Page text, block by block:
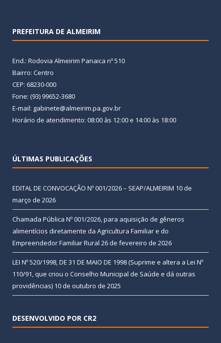
PREFEITURA DE ALMEIRIM
End.: Rodovia Almeirim Panaica nº 510
Bairro: Centro
CEP: 68230-000
Fone: (93) 99652-3680
E-mail: gabinete@almeirim.pa.gov.br
Horário de atendimento: 08:00 às 12:00 e 14:00 às 18:00
ÚLTIMAS PUBLICAÇÕES
EDITAL DE CONVOCAÇÃO Nº 001/2026 – SEAP/ALMEIRIM 10 de
março de 2026
Chamada Pública Nº 001/2026, para aquisição de gêneros
alimentícios diretamente da Agricultura Familiar e do
Empreendedor Familiar Rural 26 de fevereiro de 2026
LEI Nº 520/1998, DE 31 DE MAIO DE 1998 (Suprime e altera a Lei Nº
110/91, que criou o Conselho Municipal de Saúde e dá outras
providências) 10 de outubro de 2025
DESENVOLVIDO POR CR2